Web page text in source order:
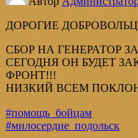
ДОРОГИЕ
СБОР НА ГЕНЕРАТОР
СЕГОДНЯ ОН БУДЕТ
ФРОНТ!!!
НИЗКИЙ ВСЕМ
#помощь_бойцам
#милосердие_подольск